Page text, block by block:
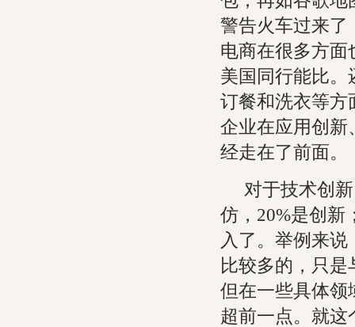
警告火车过来了
电商在很多方面
美国同行能比。
订餐和洗衣等方
企业在应用创新
经走在了前面。
对于技术创
仿，20%是创新
入了。举例来
比较多的，只
但在一些具体领
超前一点。就这